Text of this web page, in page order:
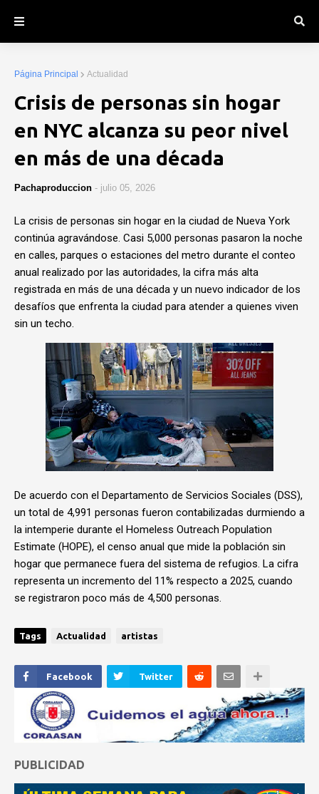
Página Principal Actualidad
Crisis de personas sin hogar
en NYC alcanza su peor nivel
en más de una década
Pachaproduccion - julio 05, 2026
La crisis de personas sin hogar en la ciudad de Nueva York
continúa agravándose. Casi 5,000 personas pasaron la noche
en calles, parques o estaciones del metro durante el conteo
anual realizado por las autoridades, la cifra más alta
registrada en más de una década y un nuevo indicador de los
desafíos que enfrenta la ciudad para atender a quienes viven
sin un techo.
De acuerdo con el Departamento de Servicios Sociales (DSS),
un total de 4,991 personas fueron contabilizadas durmiendo a
la intemperie durante el Homeless Outreach Population
Estimate (HOPE), el censo anual que mide la población sin
hogar que permanece fuera del sistema de refugios. La cifra
representa un incremento del 11% respecto a 2025, cuando
se registraron poco más de 4,500 personas.
Tags Actualidad artistas
Facebook Twitter
PUBLICIDAD